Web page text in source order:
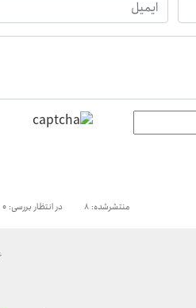
منتشرشده: 8 در انتظار بررسی: 0